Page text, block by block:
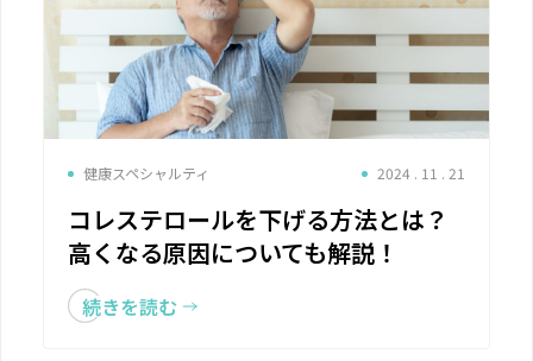
健康スペシャルティ 2024 . 11 . 21
コレステロールを下げる方法とは？
高くなる原因についても解説！
続きを読む